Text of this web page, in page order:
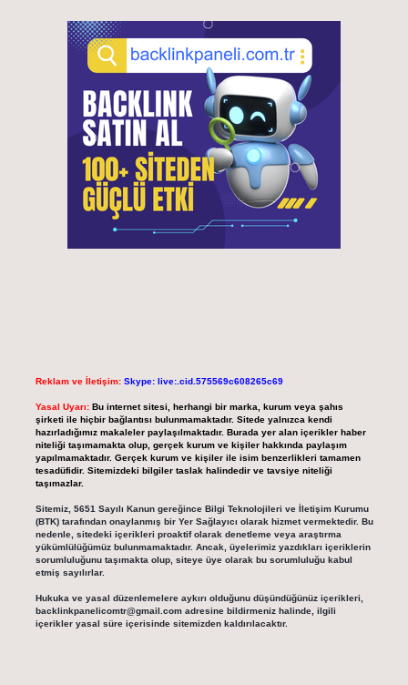
Reklam ve İletişim: Skype: live:.cid.575569c608265c69
Yasal Uyarı: Bu internet sitesi, herhangi bir marka, kurum veya şahıs
şirketi ile hiçbir bağlantısı bulunmamaktadır. Sitede yalnızca kendi
hazırladığımız makaleler paylaşılmaktadır. Burada yer alan içerikler haber
niteliği taşımamakta olup, gerçek kurum ve kişiler hakkında paylaşım
yapılmamaktadır. Gerçek kurum ve kişiler ile isim benzerlikleri tamamen
tesadüfidir. Sitemizdeki bilgiler taslak halindedir ve tavsiye niteliği
taşımazlar.
Sitemiz, 5651 Sayılı Kanun gereğince Bilgi Teknolojileri ve İletişim Kurumu
(BTK) tarafından onaylanmış bir Yer Sağlayıcı olarak hizmet vermektedir. Bu
nedenle, sitedeki içerikleri proaktif olarak denetleme veya araştırma
yükümlülüğümüz bulunmamaktadır. Ancak, üyelerimiz yazdıkları içeriklerin
sorumluluğunu taşımakta olup, siteye üye olarak bu sorumluluğu kabul
etmiş sayılırlar.
Hukuka ve yasal düzenlemelere aykırı olduğunu düşündüğünüz içerikleri,
backlinkpanelicomtr@gmail.comadresine bildirmeniz halinde, ilgili
içerikler yasal süre içerisinde sitemizden kaldırılacaktır.